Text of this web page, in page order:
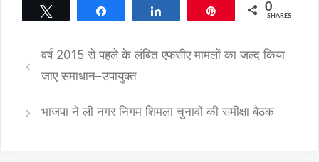
0
SHARES
वर्ष 2015 से पहले के लंबित एफसीए मामलों का जल्द किया
जाए समाधान–उपायुक्त
भाजपा ने ली नगर निगम शिमला चुनावों की समीक्षा बैठक